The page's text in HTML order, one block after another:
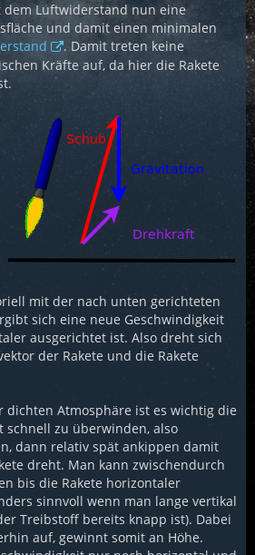
dem Luftwiderstand nun eine
und damit einen minimalen
. Damit treten keine
Kräfte auf, da hier die Rakete
mit der nach unten gerichteten
sich eine neue Geschwindigkeit
ausgerichtet ist. Also dreht sich
der Rakete und die Rakete
dichten Atmosphäre ist es wichtig die
schnell zu überwinden, also
dann relativ spät ankippen damit
dreht. Man kann zwischendurch
bis die Rakete horizontaler
sinnvoll wenn man lange vertikal
Treibstoff bereits knapp ist). Dabei
auf, gewinnt somit an Höhe.